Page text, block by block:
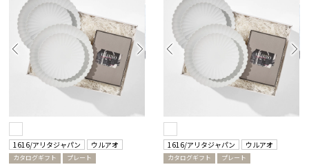
1616/アリタジャパン ウルアオ
カタログギフト プレート
1616/アリタジャパン ウルアオ
カタログギフト プレート